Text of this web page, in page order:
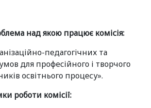
над якою працює комісія:
педагогічних та
для професійного і творчого
освітнього процесу».
роботи комісії: